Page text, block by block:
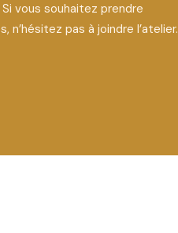
vous souhaitez prendre
pas à joindre l’atelier.